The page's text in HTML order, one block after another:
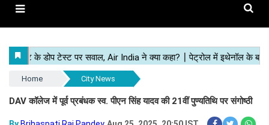
Home City News
DAV कॉलेज में पूर्व प्रबंधक स्व. पीएन सिंह यादव की 21वीं पुण्यतिथि पर संगोष्ठी